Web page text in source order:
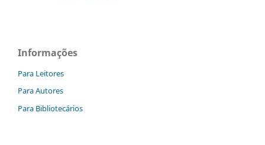
Informações
Para Leitores
Para Autores
Para Bibliotecários